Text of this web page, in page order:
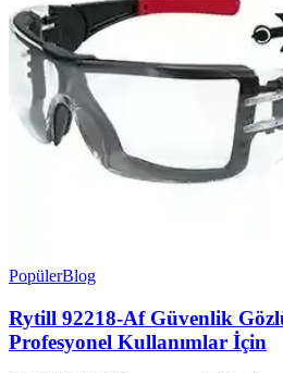
PopülerBlog
Rytill 92218-Af Güvenlik
Profesyonel Kullanımlar İçin